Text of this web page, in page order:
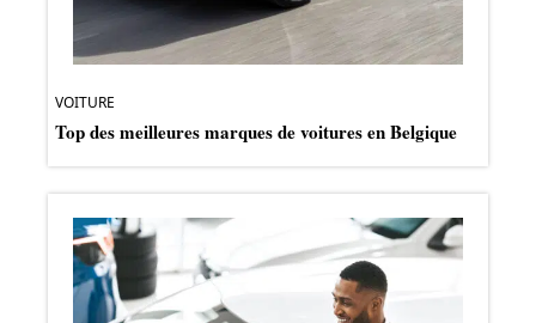
VOITURE
Top des meilleures marques de voitures en Belgique